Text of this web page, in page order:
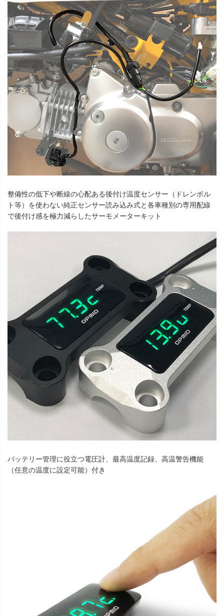
整備性の低下や断線の心配ある後付け温度センサー（ドレンボル
ト等）を使わない純正センサー読み込み式と各車種別の専用配線
で後付け感を極力減らしたサーモメーターキット
バッテリー管理に役立つ電圧計、最高温度記録、高温警告機能
（任意の温度に設定可能）付き